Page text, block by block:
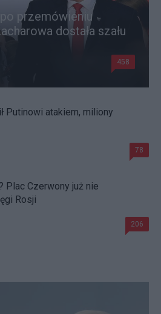
przemówieniu
dostała szału
458
Putinowi atakiem, miliony
78
Plac Czerwony już nie
Rosji
206